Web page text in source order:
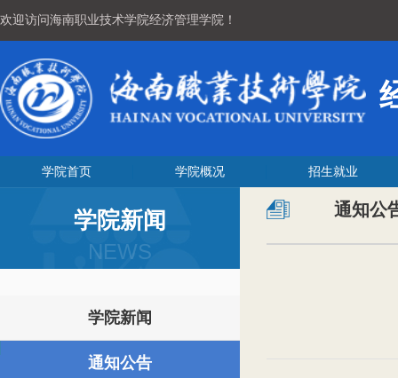
欢迎访问海南职业技术学院经济管理学院！
学院首页 学院概况 招生就业
学院新闻
NEWS
学院新闻
通知公告
通知公